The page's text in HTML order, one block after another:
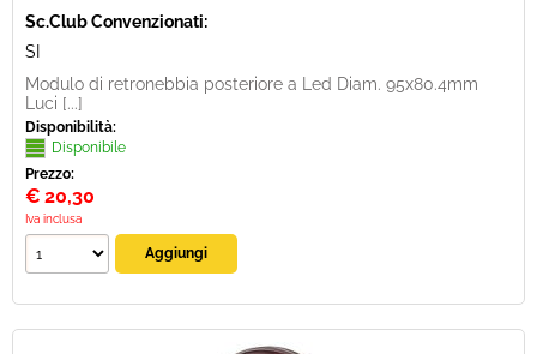
Sc.Club Convenzionati:
SI
Modulo di retronebbia posteriore a Led Diam. 95x80.4mm
Luci [...]
Disponibilità:
Disponibile
Prezzo:
€ 20,30
Iva inclusa